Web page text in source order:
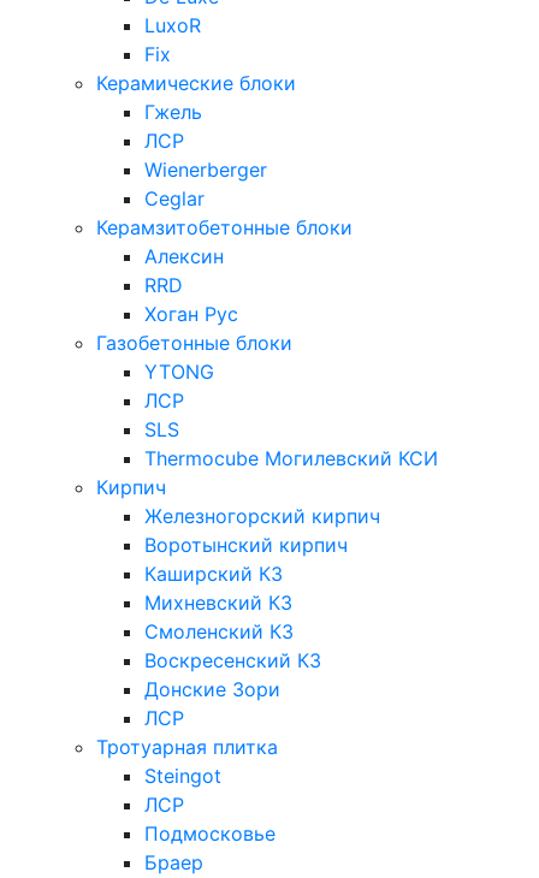
LuxoR
Fix
Керамические блоки
Гжель
ЛСР
Wienerberger
Ceglar
Керамзитобетонные блоки
Алексин
RRD
Хоган Рус
Газобетонные блоки
YTONG
ЛСР
SLS
Thermocube Могилевский КСИ
Кирпич
Железногорский кирпич
Воротынский кирпич
Каширский КЗ
Михневский КЗ
Смоленский КЗ
Воскресенский КЗ
Донские Зори
ЛСР
Тротуарная плитка
Steingot
ЛСР
Подмосковье
Браер